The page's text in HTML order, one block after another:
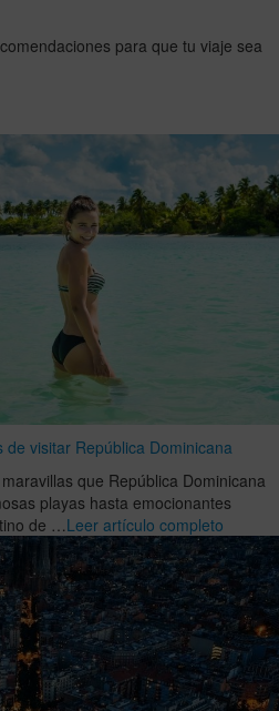
para que tu viaje sea
visitar República Dominicana
que República Dominicana
playas hasta emocionantes
de …Leer artículo completo